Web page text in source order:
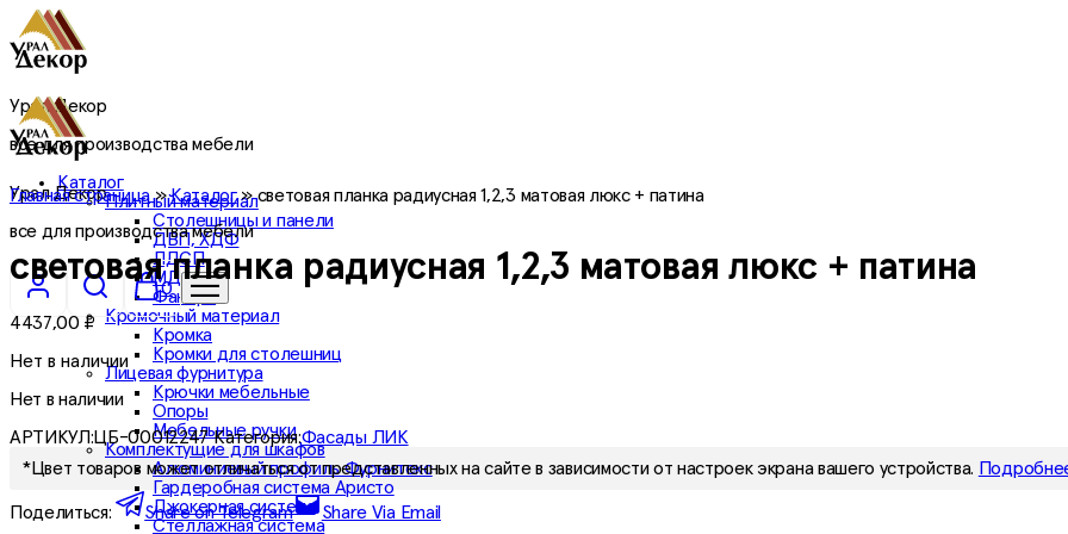
Урал Декор
все для производства мебели
Каталог
Плитный материал
Столешницы и панели
ДВП, ХДФ
ЛДСП
МДФ
Фанера
Кромочный материал
Кромка
Кромки для столешниц
Лицевая фурнитура
Крючки мебельные
Опоры
Мебельные ручки
Комплектущие для шкафов
Алюминиевый профиль Фурнитекс
Гардеробная система Аристо
Джокерная система
Стеллажная система
Урал Декор
все для производства мебели
0
Главная страница»Каталог»световая планка радиусная 1,2,3 матовая люкс + патина
световая планка радиусная 1,2,3 матовая люкс + патина
4437,00 ₽
Нет в наличии
Нет в наличии
АРТИКУЛ:ЦБ-00012247 Категория:Фасады ЛИК
*Цвет товаров может отличаться от представленных на сайте в зависимости от настроек экрана вашего устройства.
Поделиться: Share on Telegram Share Via Email